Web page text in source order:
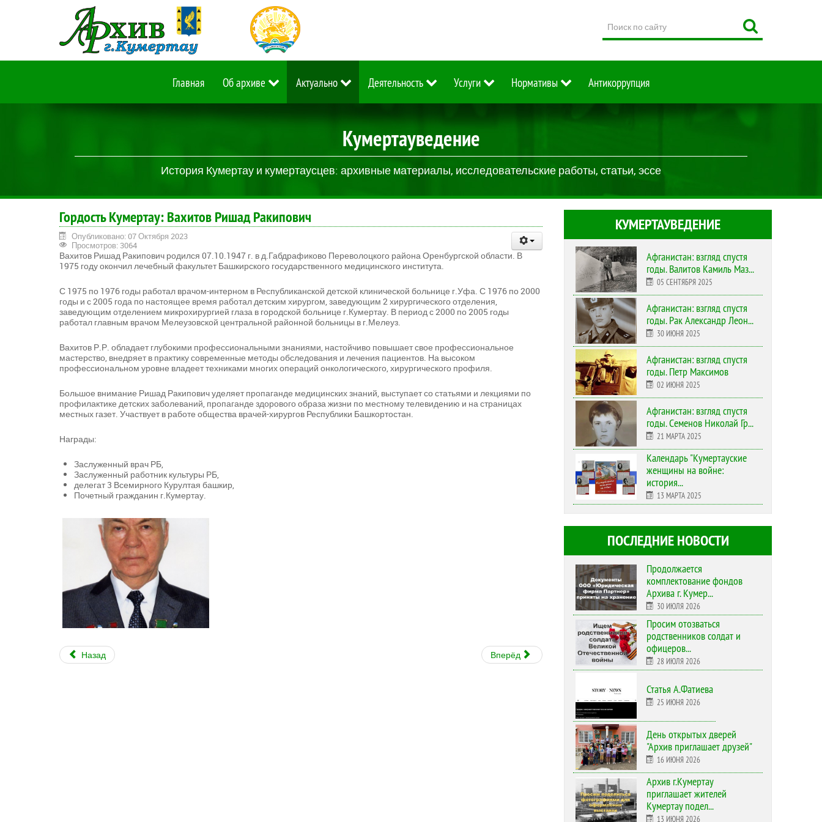
по
сайту
Главная Об архиве Актуально Деятельность Услуги Нормативы Антикоррупция
Кумертауведение
История Кумертау и кумертаусцев: архивные материалы, исследовательские работы, статьи, эссе
Гордость Кумертау: Вахитов Ришад Ракипович
Опубликовано: 07 Октября 2023
Просмотров: 3064
Вахитов Ришад Ракипович родился 07.10.1947 г. в д.Габдрафиково Переволоцкого района Оренбургской области. В
1975 году окончил лечебный факультет Башкирского государственного медицинского института.
С 1975 по 1976 годы работал врачом-интерном в Республиканской детской клинической больнице г.Уфа. С 1976 по 2000
годы и с 2005 года по настоящее время работал детским хирургом, заведующим 2 хирургического отделения,
заведующим отделением микрохирургией глаза в городской больнице г.Кумертау. В период с 2000 по 2005 годы
работал главным врачом Мелеузовской центральной районной больницы в г.Мелеуз.
Вахитов Р.Р. обладает глубокими профессиональными знаниями, настойчиво повышает свое профессиональное
мастерство, внедряет в практику современные методы обследования и лечения пациентов. На высоком
профессиональном уровне владеет техниками многих операций онкологического, хирургического профиля.
Большое внимание Ришад Ракипович уделяет пропаганде медицинских знаний, выступает со статьями и лекциями по
профилактике детских заболеваний, пропаганде здорового образа жизни по местному телевидению и на страницах
местных газет. Участвует в работе общества врачей-хирургов Республики Башкортостан.
Награды:
Заслуженный врач РБ,
Заслуженный работник культуры РБ,
делегат 3 Всемирного Курултая башкир,
Почетный гражданин г.Кумертау.
Назад Вперёд
КУМЕРТАУВЕДЕНИЕ
Афганистан: взгляд спустя
годы. Валитов Камиль Маз...
05 СЕНТЯБРЯ 2025
Афганистан: взгляд спустя
годы. Рак Александр Леон...
30 ИЮНЯ 2025
Афганистан: взгляд спустя
годы. Петр Максимов
02 ИЮНЯ 2025
Афганистан: взгляд спустя
годы. Семенов Николай Гр...
21 МАРТА 2025
Календарь "Кумертауские
женщины на войне:
история...
13 МАРТА 2025
ПОСЛЕДНИЕ НОВОСТИ
Продолжается
комплектование фондов
Архива г. Кумер...
30 ИЮЛЯ 2026
Просим отозваться
родственников солдат и
офицеров...
28 ИЮЛЯ 2026
Статья А.Фатиева
25 ИЮНЯ 2026
День открытых дверей
"Архив приглашает друзей"
16 ИЮНЯ 2026
Архив г.Кумертау
приглашает жителей
Кумертау подел...
13 ИЮНЯ 2026